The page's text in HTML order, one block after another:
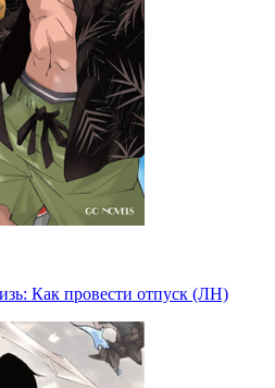
Как провести отпуск (ЛН)